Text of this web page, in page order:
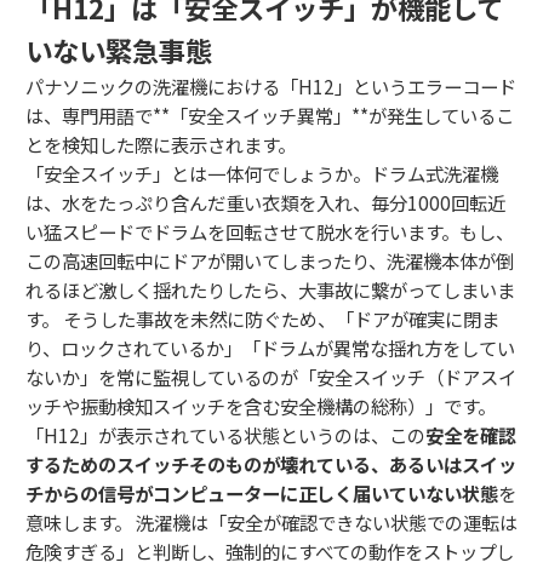
いない緊急事態
パナソニックの洗濯機における「H12」というエラーコード
は、専門用語で**「安全スイッチ異常」**が発生しているこ
とを検知した際に表示されます。
「安全スイッチ」とは一体何でしょうか。ドラム式洗濯機
は、水をたっぷり含んだ重い衣類を入れ、毎分1000回転近
い猛スピードでドラムを回転させて脱水を行います。もし、
この高速回転中にドアが開いてしまったり、洗濯機本体が倒
れるほど激しく揺れたりしたら、大事故に繋がってしまいま
す。 そうした事故を未然に防ぐため、「ドアが確実に閉ま
り、ロックされているか」「ドラムが異常な揺れ方をしてい
ないか」を常に監視しているのが「安全スイッチ（ドアスイ
ッチや振動検知スイッチを含む安全機構の総称）」です。
「H12」が表示されている状態というのは、この安全を確認
するためのスイッチそのものが壊れている、あるいはスイッ
チからの信号がコンピューターに正しく届いていない状態を
意味します。 洗濯機は「安全が確認できない状態での運転は
危険すぎる」と判断し、強制的にすべての動作をストップし